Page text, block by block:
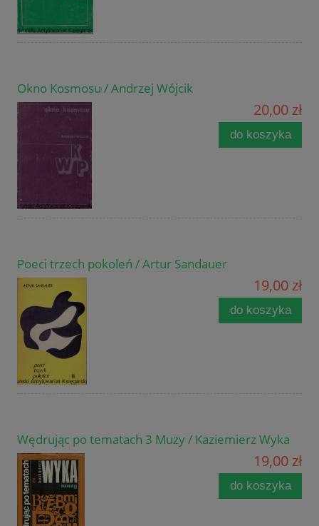
Okno Kosmosu / Andrzej Wójcik
20,00 zł
do koszyka
Poeci trzech pokoleń / Artur Sandauer
19,00 zł
do koszyka
Wędrując po tematach 3 Muzy / Kaziemierz Wyka
19,00 zł
do koszyka